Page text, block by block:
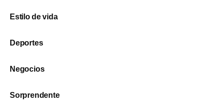
Estilo de vida
Deportes
Negocios
Sorprendente